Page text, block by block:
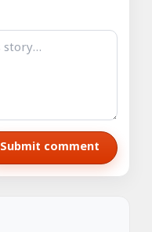
Submit comment